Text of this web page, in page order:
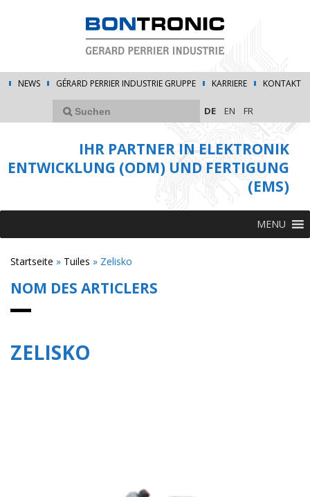
NEWS GÉRARD PERRIER INDUSTRIE GRUPPE KARRIERE KONTAKT
DE EN FR
IHR PARTNER IN ELEKTRONIK
ENTWICKLUNG (ODM) UND FERTIGUNG
(EMS)
MENU
Startseite » Tuiles » Zelisko
NOM DES ARTICLERS
ZELISKO